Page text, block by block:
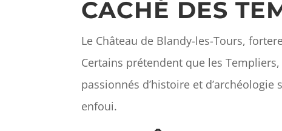
CACHÉ DES
Le Château de Blandy-les-Tours,
Certains prétendent que les
passionnés d’histoire et
enfoui.